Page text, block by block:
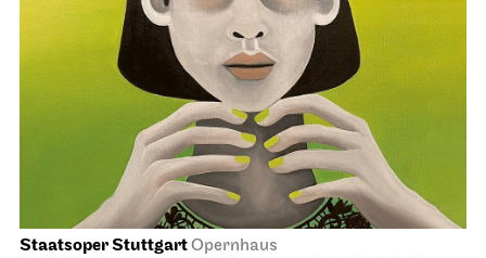
Staatsoper StuttgartOpernhaus